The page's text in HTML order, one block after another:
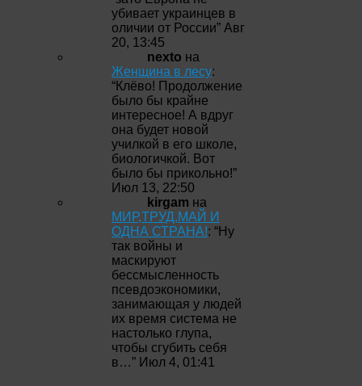
убивает украинцев в
оличии от России” Авг
20, 13:45
nexto на
Женщина в лесу:
“Клёво! Продолжение
было бы крайне
интересное! А вдруг
она будет новой
училкой в его школе,
биологичкой. Вот
было бы прикольно!”
Июл 13, 22:50
kirgam на
МИР,ТРУД,МАЙ И
ОДНА СТРАНА!: “Ну
так войны и
маскируют
бессмысленность
псевдоэкономики,
занимающая у людей
их время система не
настолько глупа,
чтобы сгубить себя
в…” Июл 4, 01:41